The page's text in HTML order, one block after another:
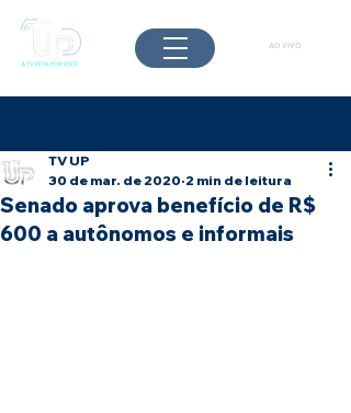
AO VIVO
Senado aprova benefício de R$
600 a autônomos e informais
TV UP
30 de mar. de 2020 2 min de leitura